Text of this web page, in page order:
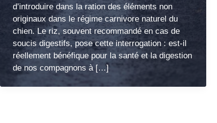
d’introduire dans la ration des éléments non
originaux dans le régime carnivore naturel du
chien. Le riz, souvent recommandé en cas de
soucis digestifs, pose cette interrogation : est-il
réellement bénéfique pour la santé et la digestion
de nos compagnons à […]